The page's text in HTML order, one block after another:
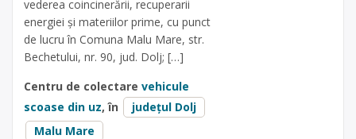
vederea coincinerării, recuperarii
energiei și materiilor prime, cu punct
de lucru în Comuna Malu Mare, str.
Bechetului, nr. 90, jud. Dolj; […]
Centru de colectare vehicule
scoase din uz, în
județul Dolj
Malu Mare